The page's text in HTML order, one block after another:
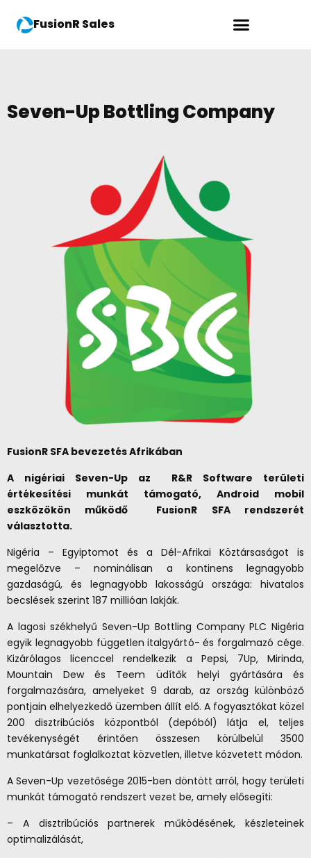
FusionR Sales
Seven-Up Bottling Company
FusionR SFA bevezetés Afrikában
A nigériai Seven-Up az R&R Software területi
értékesítési munkát támogató, Android mobil
eszközökön működő FusionR SFA rendszerét
választotta.
Nigéria – Egyiptomot és a Dél-Afrikai Köztársaságot is
megelőzve – nominálisan a kontinens legnagyobb
gazdaságú, és legnagyobb lakosságú országa: hivatalos
becslések szerint 187 millióan lakják.
A lagosi székhelyű Seven-Up Bottling Company PLC Nigéria
egyik legnagyobb független italgyártó- és forgalmazó cége.
Kizárólagos licenccel rendelkezik a Pepsi, 7Up, Mirinda,
Mountain Dew és Teem üdítők helyi gyártására és
forgalmazására, amelyeket 9 darab, az ország különböző
pontjain elhelyezkedő üzemben állít elő. A fogyasztókat közel
200 disztribúciós központból (depóból) látja el, teljes
tevékenységét érintően összesen körülbelül 3500
munkatársat foglalkoztat közvetlen, illetve közvetett módon.
A Seven-Up vezetősége 2015-ben döntött arról, hogy területi
munkát támogató rendszert vezet be, amely elősegíti:
– A disztribúciós partnerek működésének, készleteinek
optimalizálását,